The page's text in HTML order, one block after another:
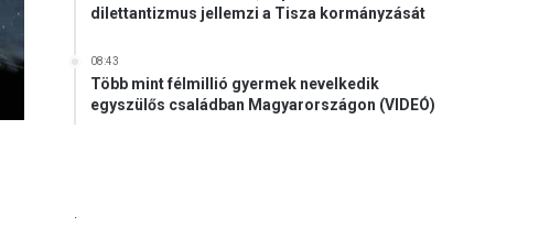
dilettantizmus jellemzi a Tisza kormányzását
08:43
Több mint félmillió gyermek nevelkedik
egyszülős családban Magyarországon (VIDEÓ)
.